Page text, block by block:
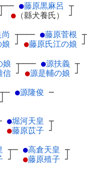
── ●藤原黒麻呂 ┬
● （縣犬養氏） ┘
┬
┘
─── ●藤原菅根 ┬
●藤原氏江の娘 ┘
娘 ┬
信 ┘
─── ●源扶義 ┬
●源是輔の娘 ┘
┬
┘
─ ●源隆俊 ─
●堀河天皇 ┬
●藤原苡子 ┘
┬
┘
─ ●高倉天皇 ┬
●藤原殖子 ┘